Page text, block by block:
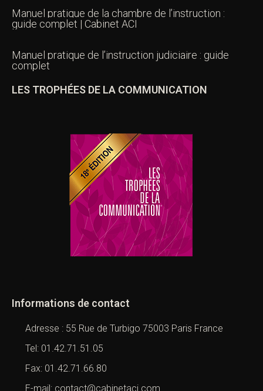
Manuel pratique de la chambre de l’instruction :
guide complet | Cabinet ACI
Manuel pratique de l’instruction judiciaire : guide
complet
LES TROPHÉES DE LA COMMUNICATION
Informations de contact
Adresse : 55 Rue de Turbigo 75003 Paris France
Tel: 01.42.71.51.05
Fax: 01.42.71.66.80
E-mail: contact@cabinetaci.com